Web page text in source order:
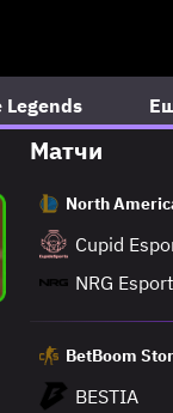
Legends
Матчи
North
Cupid
NRG
BetBoom
BESTIA